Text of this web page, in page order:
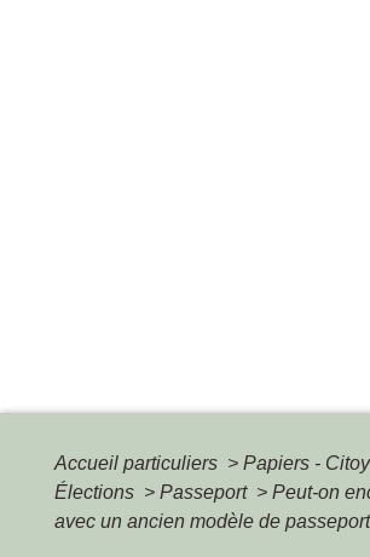
Accueil particuliers > Papiers -
Élections > Passeport > Peut-on
avec un ancien modèle de